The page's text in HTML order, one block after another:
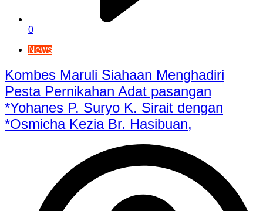
0
News
Kombes Maruli Siahaan Menghadiri
Pesta Pernikahan Adat pasangan
*Yohanes P. Suryo K. Sirait dengan
*Osmicha Kezia Br. Hasibuan,